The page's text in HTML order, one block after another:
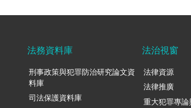
法務資料庫
刑事政策與犯罪防治研究論文資
料庫
司法保護資料庫
法治視窗
法律資源
法律推廣
重大犯罪專論